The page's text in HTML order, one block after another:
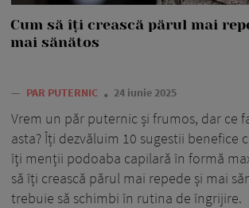
Cum să îți crească părul mai
mai sănătos
— PAR PUTERNIC 24 iunie 2025
Vrem un păr puternic și frumos, dar ce
asta? Îți dezvăluim 10 sugestii benefice
îți menții podoaba capilară în formă
să îți crească părul mai repede și mai
trebuie să schimbi în rutina de îngrijire.